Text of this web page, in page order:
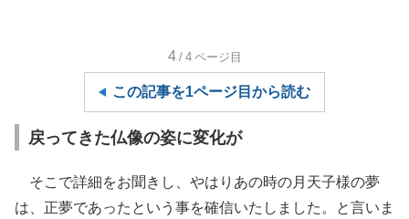
4 /4 ページ目
この記事を1ページ目から読む
戻ってきた仏像の姿に変化が
そこで詳細をお聞きし、やはりあの時の月天子様の夢
は、正夢であったという事を確信いたしました。と言いま